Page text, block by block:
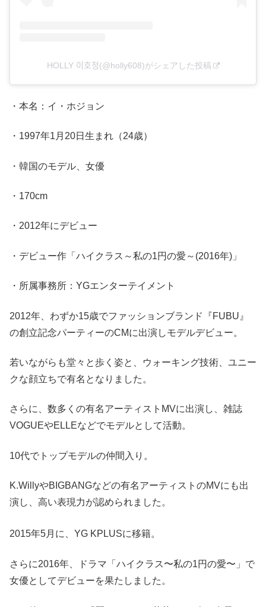
HOLLY 이호정(@holly608)がシェアした投稿
・本名：イ・ホジョン
・1997年1月20日生まれ（24歳）
・韓国のモデル、女優
・170cm
・2012年にデビュー
・デビュー作「ハイクラス～私の1円の愛～(2016年)」
・所属事務所：YGエンターテイメント
2012年、わずか15歳でファッションブランド『FUBU』
の創立記念パーティーのCMに出演しモデルデビュー。
若いながらも堂々と歩く姿と、ウォーキング技術、ユニー
クな顔立ちで有名となりました。
さらに、数多くの有名アーティストMVに出演し、雑誌
VOGUEやELLEなどでモデルとして活動。
10代でトップモデルの仲間入り。
K.WillyやBIGBANGなどの有名アーティストのMVにも出
演し、高い表現力が認められました。
2015年5月に、YG KPLUSに移籍。
さらに2016年、ドラマ「ハイクラス〜私の1円の愛〜」で
女優としてデビューを果たしました。